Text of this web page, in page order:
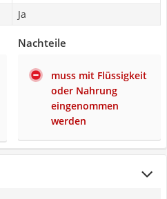
Ja
Nachteile
muss mit Flüssigkeit
oder Nahrung
eingenommen
werden